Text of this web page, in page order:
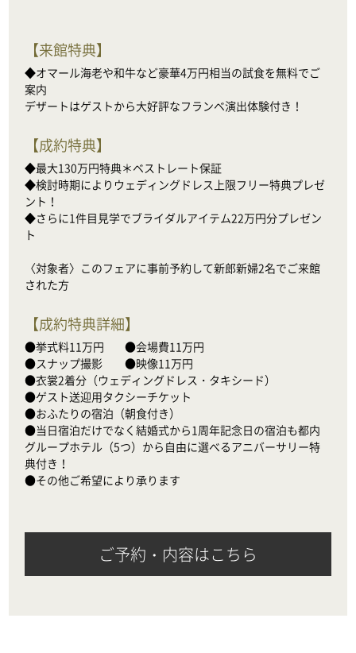
【来館特典】
◆オマール海老や和牛など豪華4万円相当の試食を無料でご
案内
デザートはゲストから大好評なフランベ演出体験付き！
【成約特典】
◆最大130万円特典＊ベストレート保証
◆検討時期によりウェディングドレス上限フリー特典プレゼ
ント！
◆さらに1件目見学でブライダルアイテム22万円分プレゼン
ト
〈対象者〉このフェアに事前予約して新郎新婦2名でご来館
された方
【成約特典詳細】
●挙式料11万円　    ●会場費11万円
●スナップ撮影　　●映像11万円
●衣裳2着分（ウェディングドレス・タキシード）
●ゲスト送迎用タクシーチケット
●おふたりの宿泊（朝食付き）
●当日宿泊だけでなく結婚式から1周年記念日の宿泊も都内
グループホテル（5つ）から自由に選べるアニバーサリー特
典付き！
●その他ご希望により承ります
ご予約・内容はこちら